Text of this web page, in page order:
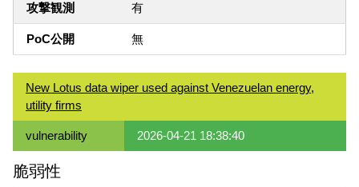
攻撃観測 有
PoC公開 無
New Lotus data wiper used against Venezuelan energy,
utility firms
vulnerability 2026-04-21 18:38:40
脆弱性